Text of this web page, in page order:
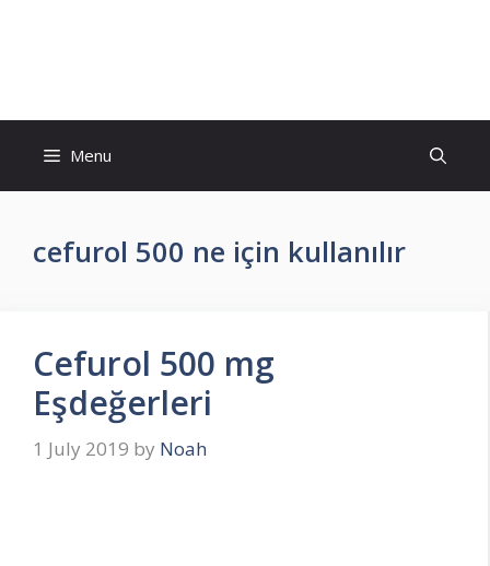
Menu
cefurol 500 ne için kullanılır
Cefurol 500 mg
Eşdeğerleri
1 July 2019 by Noah